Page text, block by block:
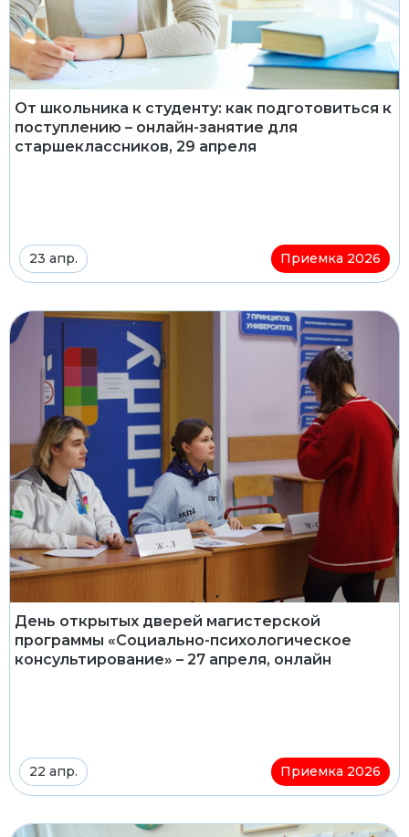
От школьника к студенту: как подготовиться к
поступлению – онлайн-занятие для
старшеклассников, 29 апреля
23 апр. Приемка 2026
День открытых дверей магистерской
программы «Социально-психологическое
консультирование» – 27 апреля, онлайн
22 апр. Приемка 2026